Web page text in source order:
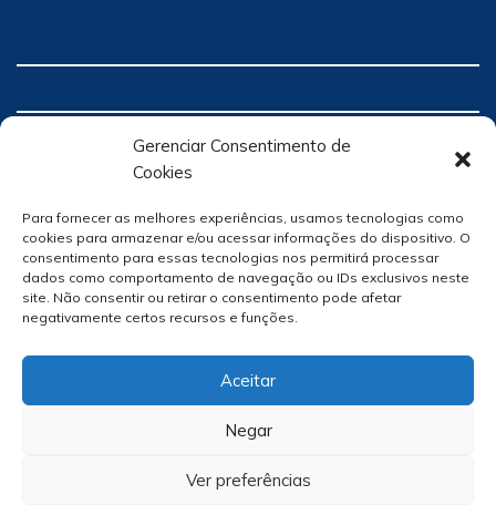
Gerenciar Consentimento de
Cookies
Para fornecer as melhores experiências, usamos tecnologias como
cookies para armazenar e/ou acessar informações do dispositivo. O
consentimento para essas tecnologias nos permitirá processar
dados como comportamento de navegação ou IDs exclusivos neste
site. Não consentir ou retirar o consentimento pode afetar
negativamente certos recursos e funções.
Aceitar
Negar
Ver preferências